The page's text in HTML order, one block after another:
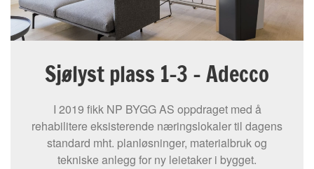
Sjølyst plass 1-3 – Adecco
I 2019 fikk NP BYGG AS oppdraget med å
rehabilitere eksisterende næringslokaler til dagens
standard mht. planløsninger, materialbruk og
tekniske anlegg for ny leietaker i bygget.